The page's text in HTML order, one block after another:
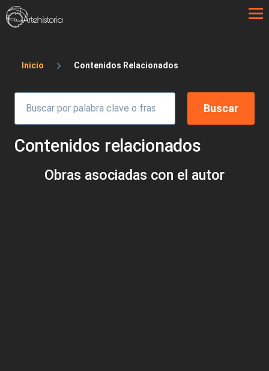
Pasar al contenido principal
Sobrescribir enlaces de ayuda a la
Inicio Contenidos Relacionados
Contenidos relacionados
Obras asociadas con el autor